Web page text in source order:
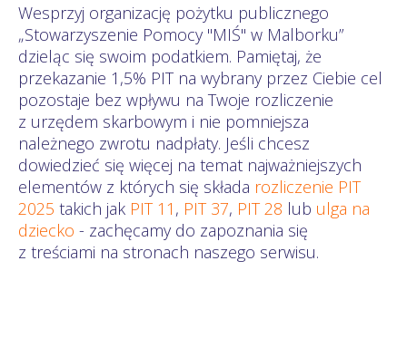
Wesprzyj organizację pożytku publicznego
„Stowarzyszenie Pomocy "MIŚ" w Malborku”
dzieląc się swoim podatkiem. Pamiętaj, że
przekazanie 1,5% PIT na wybrany przez Ciebie cel
pozostaje bez wpływu na Twoje rozliczenie
z urzędem skarbowym i nie pomniejsza
należnego zwrotu nadpłaty. Jeśli chcesz
dowiedzieć się więcej na temat najważniejszych
elementów z których się składa rozliczenie PIT
2025 takich jak PIT 11 , PIT 37, PIT 28 lub ulga na
dziecko - zachęcamy do zapoznania się
z treściami na stronach naszego serwisu.